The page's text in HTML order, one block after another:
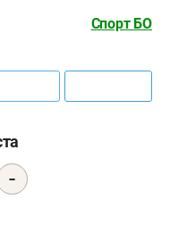
Спорт БО
-